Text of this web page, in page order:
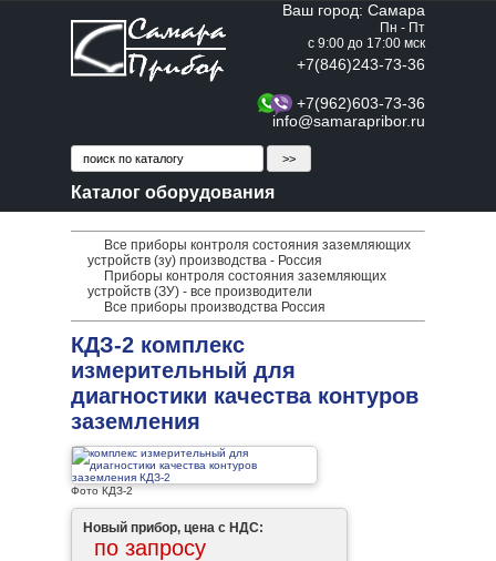
Ваш город: Самара
Пн - Пт
с 9:00 до 17:00 мск
+7(846)243-73-36
+7(962)603-73-36
info@samarapribor.ru
Каталог оборудования
Все приборы контроля состояния заземляющих
устройств (зу) производства - Россия
Приборы контроля состояния заземляющих
устройств (ЗУ) - все производители
Все приборы производства Россия
КДЗ-2 комплекс
измерительный для
диагностики качества контуров
заземления
Фото КДЗ-2
Новый прибор, цена с НДС:
по запросу